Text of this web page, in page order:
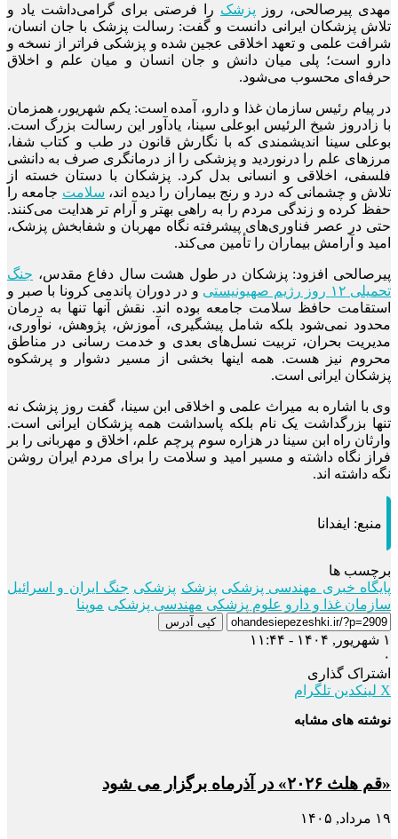
مهدی پیرصالحی، روز پزشک را فرصتی برای گرامی‌داشت یاد و
تلاش پزشکان ایرانی دانست و گفت: رسالت پزشک با جان انسان،
شرافت علمی و تعهد اخلاقی عجین شده و پزشکی فراتر از نسخه و
دارو است؛ پلی میان دانش و جان انسان و میان علم و اخلاق
حرفه‌ای محسوب می‌شود.
در پیام رئیس سازمان غذا و دارو، آمده است: یکم شهریور، همزمان
با زادروز شیخ الرئیس ابوعلی سینا، یادآور این رسالت بزرگ است.
بوعلی سینا اندیشمندی که با نگارش قانون در طب و کتاب شفا،
مرزهای علم را درنوردید و پزشکی را از درمانگری صرف به دانشی
فلسفی، اخلاقی و انسانی بدل کرد. پزشکان با دستان خسته از
تلاش و چشمانی که درد و رنج بیماران را دیده اند، سلامت جامعه را
حفظ کرده و زندگی مردم را به راهی بهتر و آرام تر هدایت می‌کنند.
حتی در عصر فناوری‌های پیشرفته نگاه مهربان و شفابخش پزشک،
امید و آرامش بیماران را تأمین می‌کند.
پیرصالحی افزود: پزشکان در طول هشت سال دفاع مقدس، جنگ
تحمیلی ۱۲ روز رژیم صهیونیستی
و در دوران پاندمی کرونا با صبر و
استقامت حافظ سلامت جامعه بوده اند. نقش آنها تنها به درمان
محدود نمی‌شود بلکه شامل پیشگیری، آموزش، پژوهش، نوآوری،
مدیریت بحران، تربیت نسل‌های بعدی و خدمت رسانی در مناطق
محروم نیز هست. همه اینها بخشی از مسیر دشوار و پرشکوه
پزشکان ایرانی است.
وی با اشاره به میراث علمی و اخلاقی ابن سینا، گفت روز پزشک نه
تنها بزرگداشت یک نام بلکه پاسداشت همه پزشکان ایرانی است.
وارثان راه ابن سینا در هزاره سوم پرچم علم، اخلاق و مهربانی را بر
فراز نگاه داشته و مسیر امید و سلامت را برای مردم ایران روشن
نگه داشته اند.
منبع: ایفدانا
برچسب ها
پایگاه خبری مهندسی پزشکی پزشک پزشکی جنگ ایران و اسرائیل
سازمان غذا و دارو علوم پزشکی مهندسی پزشکی موپنا
کپی آدرس
۱ شهریور, ۱۴۰۴ - ۱۱:۴۴
۰
اشتراک گذاری
X لینکدین تلگرام
نوشته های مشابه
«قم هلث ۲۰۲۶» در آذرماه برگزار می شود
۱۹ مرداد, ۱۴۰۵